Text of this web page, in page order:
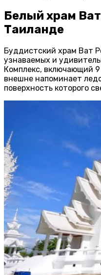
Белый храм
Таиланде
Буддистский храм Ват
узнаваемых и
Комплекс, включающий
внешне напоминает
поверхность которого